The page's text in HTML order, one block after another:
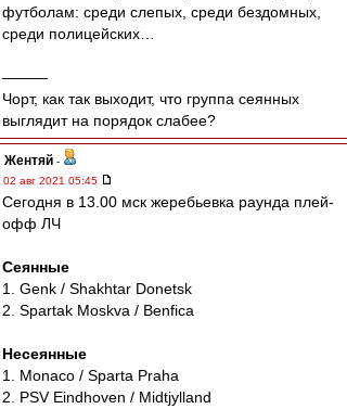
футболам: среди слепых, среди бездомных,
среди полицейских…
———
Чорт, как так выходит, что группа сеянных
выглядит на порядок слабее?
Жентяй -
02 авг 2021 05:45
Сегодня в 13.00 мск жеребьевка раунда плей-
офф ЛЧ
Сеянные
1. Genk / Shakhtar Donetsk
2. Spartak Moskva / Benfica
Несеянные
1. Monaco / Sparta Praha
2. PSV Eindhoven / Midtjylland